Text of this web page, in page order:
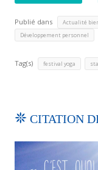
Publié dans Actualité
Développement personnel
Tag(s) festival yoga
CITATION